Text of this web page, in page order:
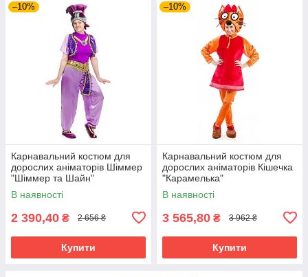
–10%
Карнавальний костюм для
дорослих аніматорів Шіммер
"Шіммер та Шайн"
В наявності
2 390,40 ₴ 2 656 ₴
Купити
–10%
Карнавальний костюм для
дорослих аніматорів Кішечка
"Карамелька"
В наявності
3 565,80 ₴ 3 962 ₴
Купити